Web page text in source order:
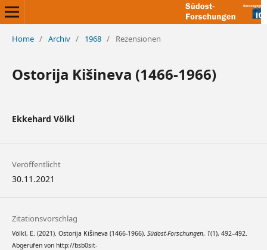
Home / Archiv / 1968 / Rezensionen
Ostorija Kišineva (1466-1966)
Ekkehard Völkl
Veröffentlicht
30.11.2021
Zitationsvorschlag
Völkl, E. (2021). Ostorija Kišineva (1466-1966). Südost-Forschungen, 1(1), 492–492.
Abgerufen von http://bsb0sit-